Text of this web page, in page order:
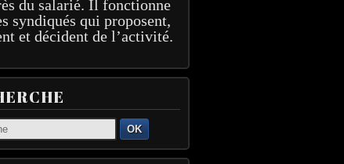
du salarié. Il fonctionne
syndiqués qui proposent,
et décident de l’activité.
OK